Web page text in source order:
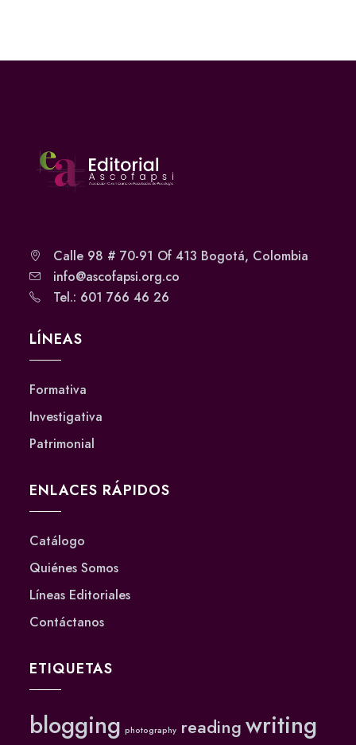
Calle 98 # 70-91 Of 413 Bogotá, Colombia
info@ascofapsi.org.co
Tel.: 601 766 46 26
LÍNEAS
Formativa
Investigativa
Patrimonial
ENLACES RÁPIDOS
Catálogo
Quiénes Somos
Líneas Editoriales
Contáctanos
ETIQUETAS
blogging photography reading writing